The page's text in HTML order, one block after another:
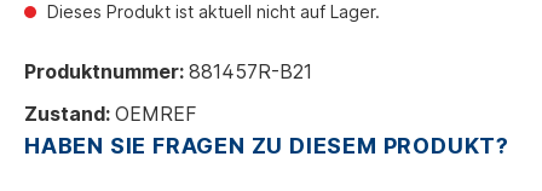
Dieses Produkt ist aktuell nicht auf Lager.
Produktnummer: 881457R-B21
Zustand: OEMREF
HABEN SIE FRAGEN ZU DIESEM PRODUKT?